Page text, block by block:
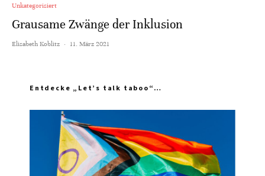
Unkategorisiert
Grausame Zwänge der Inklusion
Elisabeth Koblitz · 11. März 2021
Entdecke „Let’s talk taboo“…